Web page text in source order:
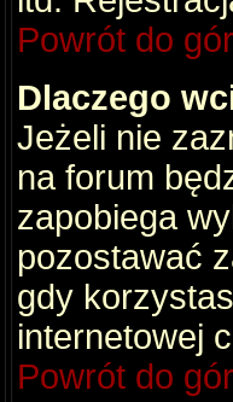
Powrót do
Dlaczego
Jeżeli nie
na forum
zapobiega
pozostawać
gdy
internetowej
Powrót do